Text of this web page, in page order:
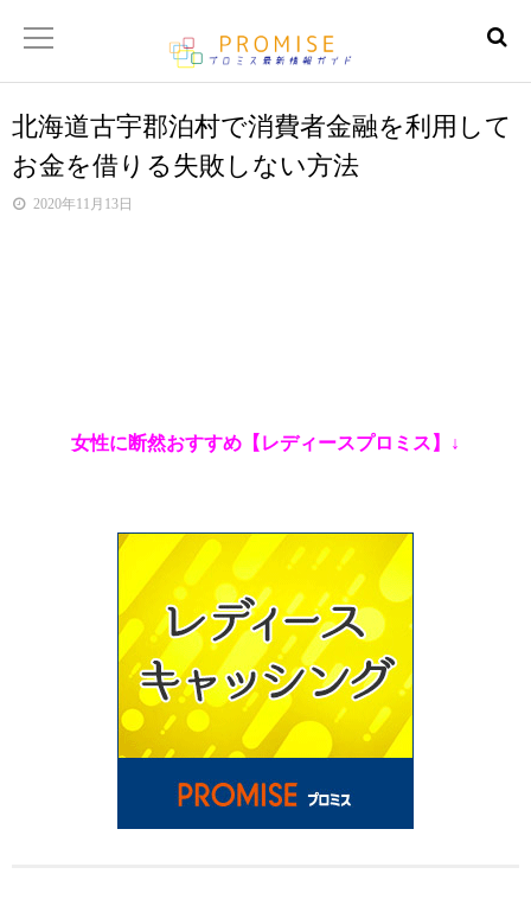
返済金額シュミレーター
【サイトマップ】
北海道古宇郡泊村で消費者金融を利用して
お金を借りる失敗しない方法
2020年11月13日
女性に断然おすすめ【レディースプロミス】↓